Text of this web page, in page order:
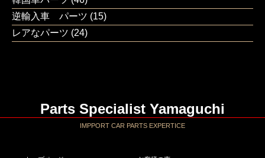
逆輸入車 パーツ (15)
レアなパーツ (24)
Parts Specialist Yamaguchi
IMPPORT CAR PARTS EXPERTICE